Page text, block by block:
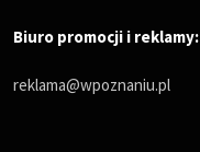
Biuro promocji i reklamy:
reklama@wpoznaniu.pl